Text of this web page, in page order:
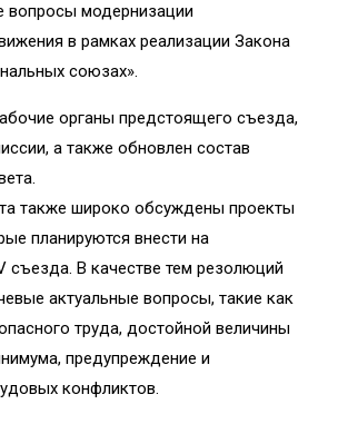
вопросы модернизации
в рамках реализации Закона
союзах».
органы предстоящего съезда,
а также обновлен состав
также широко обсуждены проекты
планируются внести на
съезда. В качестве тем резолюций
актуальные вопросы, такие как
труда, достойной величины
предупреждение и
конфликтов.